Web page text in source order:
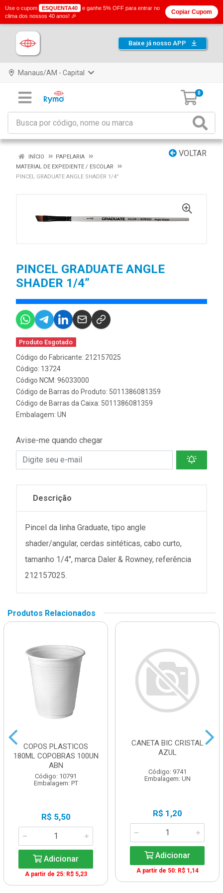
Baixe já nosso APP
Manaus/AM - Capital
0
VOLTAR
INÍCIO
PAPELARIA
MATERIAL DE EXPEDIENTE / ESCOLAR
PINCEL GRADUATE ANGLE SHADER 1/4”
PINCEL GRADUATE ANGLE
SHADER 1/4”
Produto Esgotado
Código do Fabricante: 212157025
Código: 13724
Código NCM: 96033000
Código de Barras do Produto: 5011386081359
Código de Barras da Caixa: 5011386081359
Embalagem: UN
Avise-me quando chegar
Descrição
Pincel da linha Graduate, tipo angle
shader/angular, cerdas sintéticas, cabo curto,
tamanho 1/4", marca Daler & Rowney, referência
212157025.
Produtos Relacionados
COPOS PLASTICOS
180ML COPOBRAS 100UN
ABN
Código: 10791
Embalagem: PT
R$ 5,50
Adicionar
A partir de 25: R$ 5,23
CANETA BIC CRISTAL
AZUL
Código: 9741
Embalagem: UN
R$ 1,20
Adicionar
A partir de 50: R$ 1,14
Use o cupom ESQUENTA40
e ganhe 5% OFF para entrar no
clima dos nossos 40 anos! 🎉
Copiar Cupom